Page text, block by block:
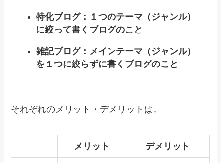
特化ブログ：１つのテーマ（ジャンル）
に絞って書くブログのこと
雑記ブログ：メインテーマ（ジャンル）
を１つに絞らずに書くブログのこと
それぞれのメリット・デメリットは↓
メリット デメリット